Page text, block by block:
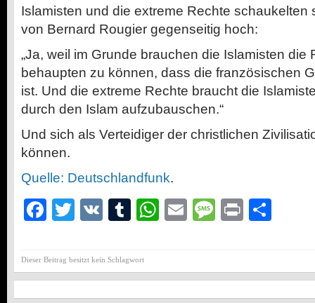
Islamisten und die extreme Rechte schaukelten
von Bernard Rougier gegenseitig hoch:
„Ja, weil im Grunde brauchen die Islamisten die
behaupten zu können, dass die französischen
ist. Und die extreme Rechte braucht die
durch den Islam aufzubauschen.“
Und sich als Verteidiger der christlichen
können.
Quelle: Deutschlandfunk.
Facebook
Twitter
VK Tumblr
WhatsApp
EmailMessage
Print
Dieser Beitrag besitzt kein Schlagwort